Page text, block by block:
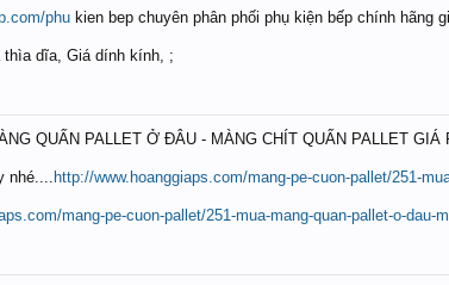
phu kien bep chuyên phân phối phụ kiện bếp chính hãng
thìa dĩa, Giá dính kính, ;
QUẤN PALLET Ở ĐÂU - MÀNG CHÍT QUẤN PALLET GIÁ
nhé.... http://www.hoanggiaps.com/mang-pe-cuon-pallet/251-
mang-pe-cuon-pallet/251-mua-mang-quan-pallet-o-dau-